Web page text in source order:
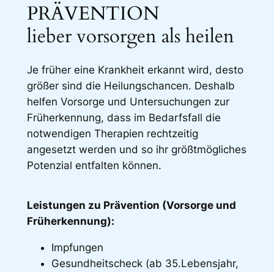
PRÄVENTION
lieber vorsorgen als heilen
Je früher eine Krankheit erkannt wird, desto
größer sind die Heilungschancen. Deshalb
helfen Vorsorge und Untersuchungen zur
Früherkennung, dass im Bedarfsfall die
notwendigen Therapien rechtzeitig
angesetzt werden und so ihr größtmögliches
Potenzial entfalten können.
Leistungen zu Prävention (Vorsorge und
Früherkennung):
Impfungen
Gesundheitscheck (ab 35.Lebensjahr,